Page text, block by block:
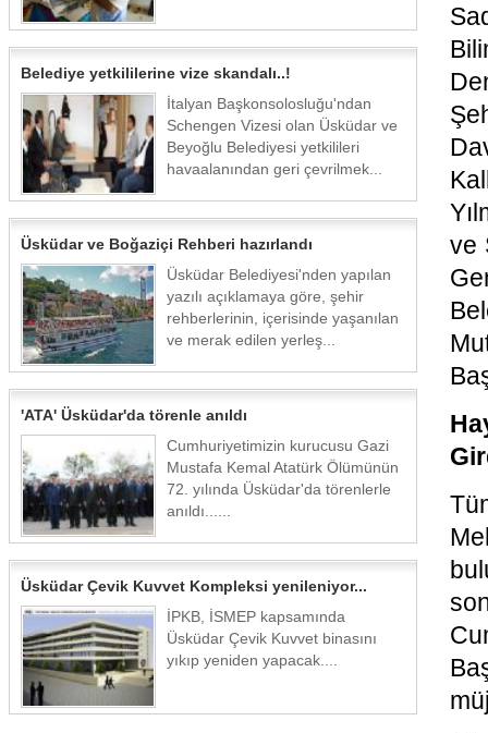
Belediye yetkililerine vize skandalı..!
İtalyan Başkonsolosluğu'ndan
Schengen Vizesi olan Üsküdar ve
Beyoğlu Belediyesi yetkilileri
havaalanından geri çevrilmek...
Üsküdar ve Boğaziçi Rehberi hazırlandı
Üsküdar Belediyesi'nden yapılan
yazılı açıklamaya göre, şehir
rehberlerinin, içerisinde yaşanılan
ve merak edilen yerleş...
'ATA' Üsküdar'da törenle anıldı
Cumhuriyetimizin kurucusu Gazi
Mustafa Kemal Atatürk Ölümünün
72. yılında Üsküdar'da törenlerle
anıldı......
Üsküdar Çevik Kuvvet Kompleksi yenileniyor...
İPKB, İSMEP kapsamında
Üsküdar Çevik Kuvvet binasını
yıkıp yeniden yapacak....
ve